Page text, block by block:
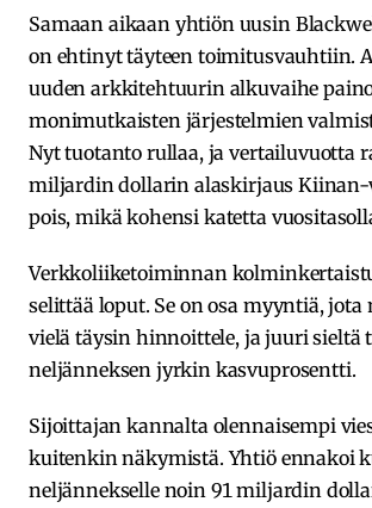
Samaan aikaan yhtiön uusin
on ehtinyt täyteen toimitusvauhtiin.
uuden arkkitehtuurin alkuvaihe
monimutkaisten järjestelmien
Nyt tuotanto rullaa, ja vertailuvuotta
miljardin dollarin alaskirjaus Kiinan-
pois, mikä kohensi katetta
Verkkoliiketoiminnan
selittää loput. Se on osa myyntiä,
vielä täysin hinnoittele, ja juuri sieltä
neljänneksen jyrkin kasvuprosentti.
Sijoittajan kannalta olennaisempi
kuitenkin näkymistä. Yhtiö ennakoi
neljännekselle noin 91 miljardin